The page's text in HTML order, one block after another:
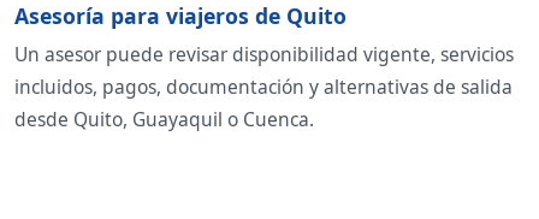
Asesoría para viajeros de Quito
Un asesor puede revisar disponibilidad vigente, servicios
incluidos, pagos, documentación y alternativas de salida
desde Quito, Guayaquil o Cuenca.